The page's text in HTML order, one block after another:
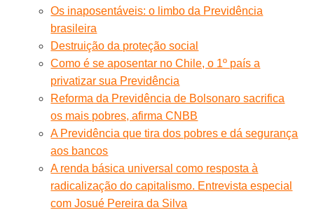
Os inaposentáveis: o limbo da Previdência
brasileira
Destruição da proteção social
Como é se aposentar no Chile, o 1º país a
privatizar sua Previdência
Reforma da Previdência de Bolsonaro sacrifica
os mais pobres, afirma CNBB
A Previdência que tira dos pobres e dá segurança
aos bancos
A renda básica universal como resposta à
radicalização do capitalismo. Entrevista especial
com Josué Pereira da Silva